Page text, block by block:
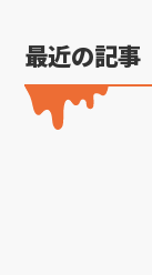
最近の記事